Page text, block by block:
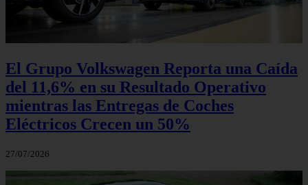
El Grupo Volkswagen Reporta una Caída
del 11,6% en su Resultado Operativo
mientras las Entregas de Coches
Eléctricos Crecen un 50%
27/07/2026